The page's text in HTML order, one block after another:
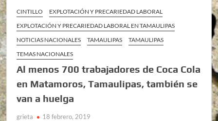
CINTILLO
EXPLOTACIÓN Y PRECARIEDAD LABORAL
EXPLOTACIÓN Y PRECARIEDAD LABORAL EN TAMAULIPAS
NOTICIAS NACIONALES
TAMAULIPAS
TAMAULIPAS
TEMAS NACIONALES
Al menos 700 trabajadores de Coca Cola
en Matamoros, Tamaulipas, también se
van a huelga
grieta 18 febrero, 2019